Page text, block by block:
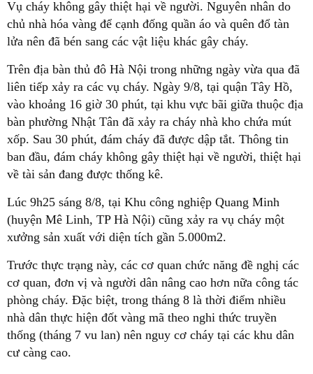
Vụ cháy không gây thiệt hại về người. Nguyên nhân do
chủ nhà hóa vàng để cạnh đống quần áo và quên đổ tàn
lửa nên đã bén sang các vật liệu khác gây cháy.
Trên địa bàn thủ đô Hà Nội trong những ngày vừa qua đã
liên tiếp xảy ra các vụ cháy. Ngày 9/8, tại quận Tây Hồ,
vào khoảng 16 giờ 30 phút, tại khu vực bãi giữa thuộc địa
bàn phường Nhật Tân đã xảy ra cháy nhà kho chứa mút
xốp. Sau 30 phút, đám cháy đã được dập tắt. Thông tin
ban đầu, đám cháy không gây thiệt hại về người, thiệt hại
về tài sản đang được thống kê.
Lúc 9h25 sáng 8/8, tại Khu công nghiệp Quang Minh
(huyện Mê Linh, TP Hà Nội) cũng xảy ra vụ cháy một
xưởng sản xuất với diện tích gần 5.000m2.
Trước thực trạng này, các cơ quan chức năng đề nghị các
cơ quan, đơn vị và người dân nâng cao hơn nữa công tác
phòng cháy. Đặc biệt, trong tháng 8 là thời điểm nhiều
nhà dân thực hiện đốt vàng mã theo nghi thức truyền
thống (tháng 7 vu lan) nên nguy cơ cháy tại các khu dân
cư càng cao.